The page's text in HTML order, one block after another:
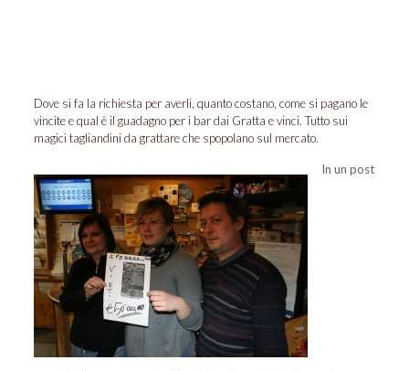
Dove si fa la richiesta per averli, quanto costano, come si pagano le
vincite e qual è il guadagno per i bar dai Gratta e vinci. Tutto sui
magici tagliandini da grattare che spopolano sul mercato.
In un post